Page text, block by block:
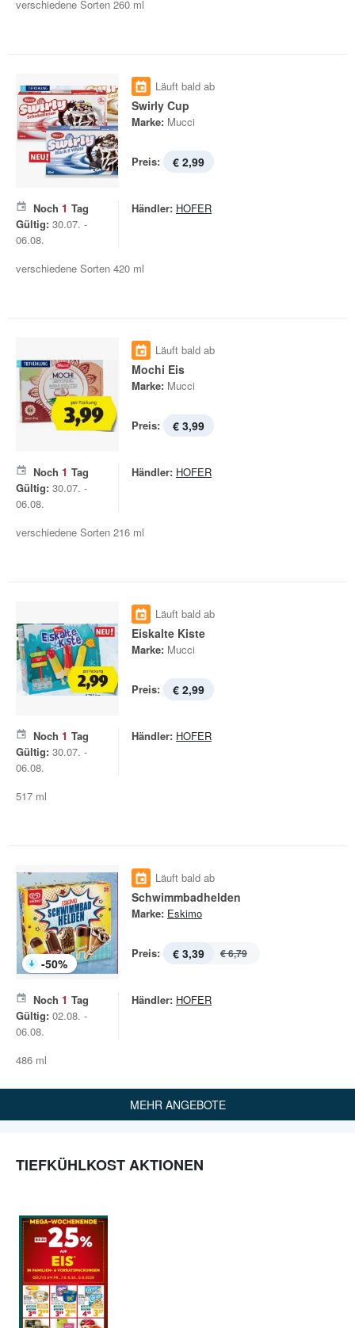
verschiedene Sorten 260 ml
Läuft bald ab
Swirly Cup
Marke: Mucci
Preis: € 2,99
Noch 1 Tag
Gültig: 30.07. -
06.08.
Händler: HOFER
verschiedene Sorten 420 ml
Läuft bald ab
Mochi Eis
Marke: Mucci
Preis: € 3,99
Noch 1 Tag
Gültig: 30.07. -
06.08.
Händler: HOFER
verschiedene Sorten 216 ml
Läuft bald ab
Eiskalte Kiste
Marke: Mucci
Preis: € 2,99
Noch 1 Tag
Gültig: 30.07. -
06.08.
Händler: HOFER
517 ml
-50%
Läuft bald ab
Schwimmbadhelden
Marke: Eskimo
Preis: € 3,39 € 6,79
Noch 1 Tag
Gültig: 02.08. -
06.08.
Händler: HOFER
486 ml
MEHR ANGEBOTE
TIEFKÜHLKOST AKTIONEN